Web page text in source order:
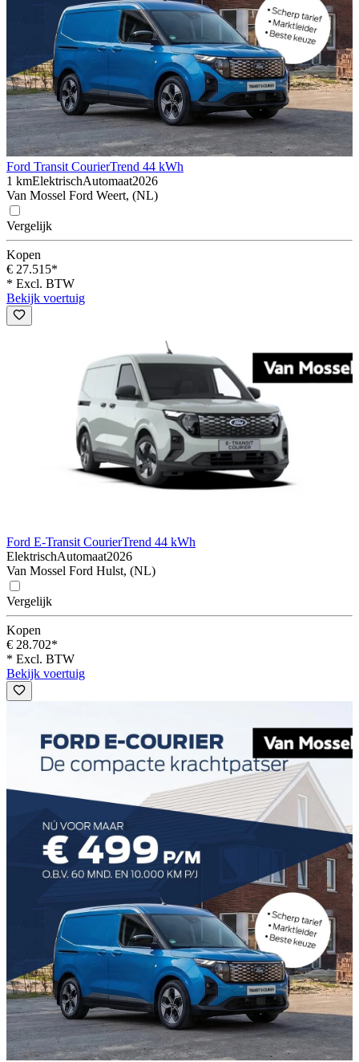
Ford Transit CourierTrend 44 kWh
1 kmElektrischAutomaat2026
Van Mossel Ford Weert, (NL)
Vergelijk
Kopen
€ 27.515*
* Excl. BTW
Bekijk voertuig
Ford E-Transit CourierTrend 44 kWh
ElektrischAutomaat2026
Van Mossel Ford Hulst, (NL)
Vergelijk
Kopen
€ 28.702*
* Excl. BTW
Bekijk voertuig